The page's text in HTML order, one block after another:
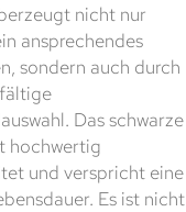
nicht nur
ansprechendes
sondern auch durch
Das schwarze
hochwertig
und verspricht eine
Es ist nicht